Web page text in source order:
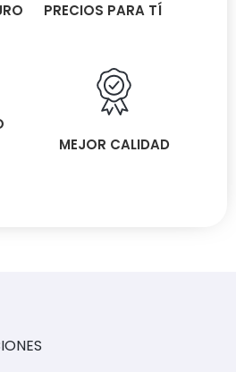
PRECIOS PARA TÍ
MEJOR CALIDAD